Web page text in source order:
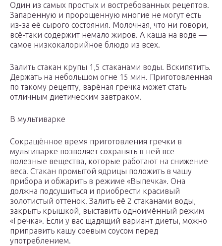
Один из самых простых и востребованных рецептов.
Запаренную и пророщенную многие не могут есть
из-за её сырого состояния. Молочная, что ни говори,
всё-таки содержит немало жиров. А каша на воде —
самое низкокалорийное блюдо из всех.
Залить стакан крупы 1,5 стаканами воды. Вскипятить.
Держать на небольшом огне 15 мин. Приготовленная
по такому рецепту, варёная гречка может стать
отличным диетическим завтраком.
В мультиварке
Сокращённое время приготовления гречки в
мультиварке позволяет сохранять в ней все
полезные вещества, которые работают на снижение
веса. Стакан промытой ядрицы положить в чашу
прибора и обжарить в режиме «Выпечка». Она
должна подсушиться и приобрести красивый
золотистый оттенок. Залить её 2 стаканами воды,
закрыть крышкой, выставить одноимённый режим
«Гречка». Если у вас щадящий вариант диеты, можно
приправить кашу соевым соусом перед
употреблением.